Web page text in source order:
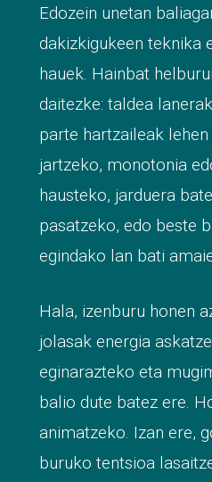
Edozein unetan
dakizkigukeen teknika
hauek. Hainbat
daitezke: taldea
parte hartzaileak
jartzeko, monotonia
hausteko, jarduera
pasatzeko, edo beste
egindako lan bati
Hala, izenburu honen
jolasak energia
eginarazteko eta
balio dute batez ere.
animatzeko. Izan ere,
buruko tentsioa